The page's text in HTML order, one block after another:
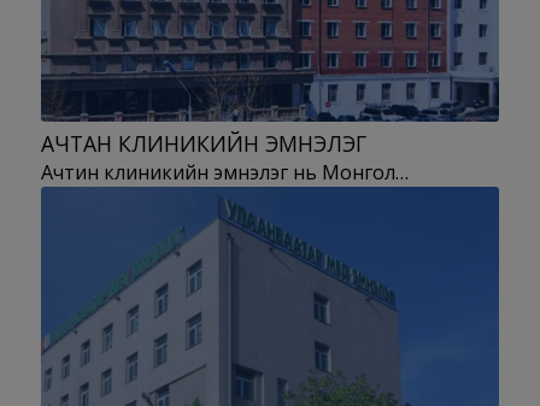
АЧТАН КЛИНИКИЙН ЭМНЭЛЭГ
Ачтин клиникийн эмнэлэг нь Монгол…